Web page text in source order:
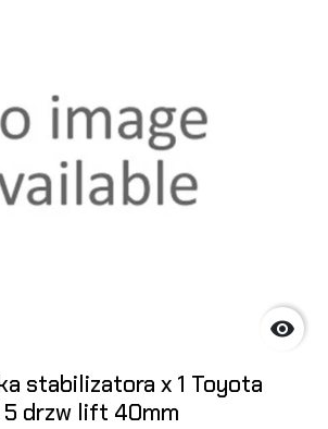

stabilizatora x 1 Toyota
5 drzw lift 40mm